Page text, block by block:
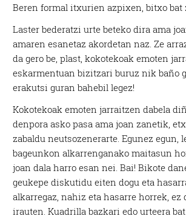
Beren formal itxurien azpixen, bitxo bat
Laster bederatzi urte beteko dira ama
amaren esanetaz akordetan naz. Ze
da gero be, plast, kokotekoak emoten
eskarmentuan bizitzari buruz nik baño
erakutsi guran bahebil legez!
Kokotekoak emoten jarraitzen dabela
denpora asko pasa ama joan zanetik,
zabaldu neutsozenerarte. Egunez egun,
bageunkon alkarrenganako maitasun
joan dala harro esan nei. Bai! Bikote
geukepe diskutidu eiten dogu eta
alkarregaz, nahiz eta hasarre horrek, ez
irauten. Kuadrilla bazkari edo urteera